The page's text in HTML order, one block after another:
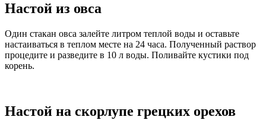
Настой из овса
Один стакан овса залейте литром теплой воды и оставьте
настаиваться в теплом месте на 24 часа. Полученный раствор
процедите и разведите в 10 л воды. Поливайте кустики под
корень.
Настой на скорлупе грецких орехов